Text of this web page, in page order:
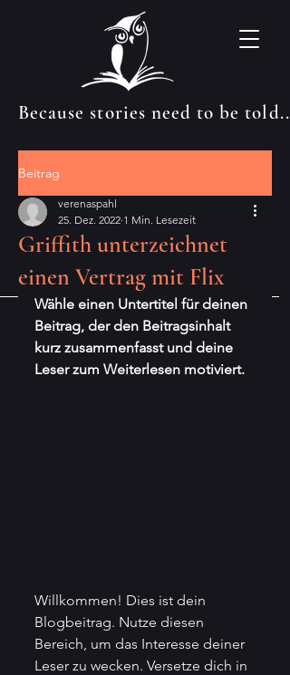
Because stories need to be told...
Beitrag
Griffith unterzeichnet
einen Vertrag mit Flix
verenaspahl
25. Dez. 2022 1 Min. Lesezeit
Wähle einen Untertitel für deinen
Beitrag, der den Beitragsinhalt
kurz zusammenfasst und deine
Leser zum Weiterlesen motiviert.
Willkommen! Dies ist dein
Blogbeitrag. Nutze diesen
Bereich, um das Interesse deiner
Leser zu wecken. Versetze dich in